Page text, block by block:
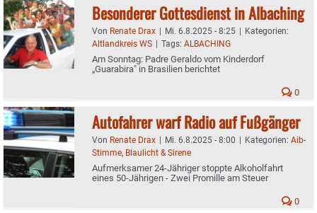
Besonderer Gottesdienst in Albaching
Von Renate Drax | Mi. 6.8.2025 - 8:25 | Kategorien:
Altlandkreis WS | Tags: ALBACHING
Am Sonntag: Padre Geraldo vom Kinderdorf
„Guarabira" in Brasilien berichtet
0
Autofahrer warf Radio auf Fußgänger
Von Renate Drax | Mi. 6.8.2025 - 8:00 | Kategorien: Aib-
Stimme, Blaulicht & Sirene
Aufmerksamer 24-Jähriger stoppte Alkoholfahrt
eines 50-Jährigen - Zwei Promille am Steuer
0